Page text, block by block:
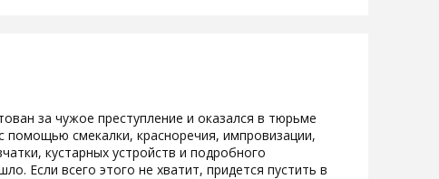
за чужое преступление и оказался в тюрьме
смекалки, красноречия, импровизации,
кустарных устройств и подробного
Если всего этого не хватит, придется пустить в